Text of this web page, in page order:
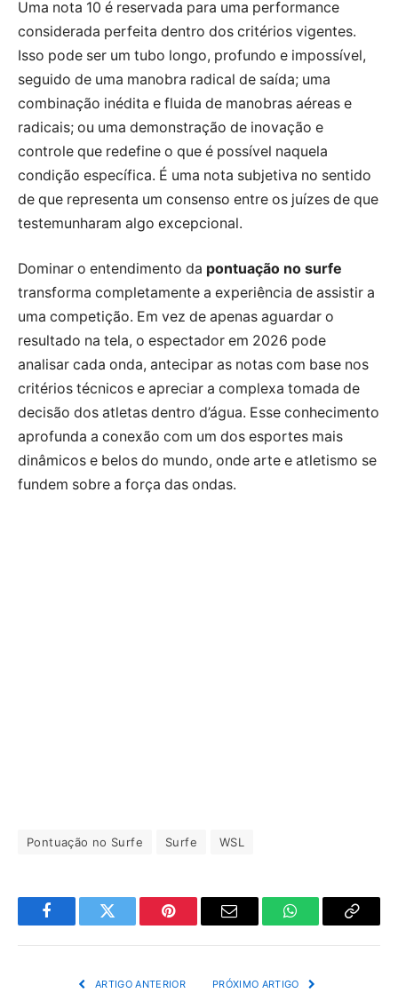
Uma nota 10 é reservada para uma performance
considerada perfeita dentro dos critérios vigentes.
Isso pode ser um tubo longo, profundo e impossível,
seguido de uma manobra radical de saída; uma
combinação inédita e fluida de manobras aéreas e
radicais; ou uma demonstração de inovação e
controle que redefine o que é possível naquela
condição específica. É uma nota subjetiva no sentido
de que representa um consenso entre os juízes de que
testemunharam algo excepcional.
Dominar o entendimento da pontuação no surfe
transforma completamente a experiência de assistir a
uma competição. Em vez de apenas aguardar o
resultado na tela, o espectador em 2026 pode
analisar cada onda, antecipar as notas com base nos
critérios técnicos e apreciar a complexa tomada de
decisão dos atletas dentro d’água. Esse conhecimento
aprofunda a conexão com um dos esportes mais
dinâmicos e belos do mundo, onde arte e atletismo se
fundem sobre a força das ondas.
Pontuação no Surfe Surfe WSL
FacebookTwitter Pinterest Email WhatsAppCopiar
ARTIGO ANTERIOR PRÓXIMO ARTIGO